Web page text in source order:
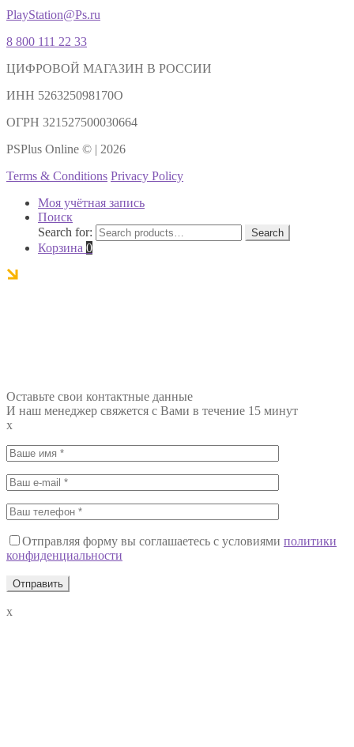
PlayStation@Ps.ru
8 800 111 22 33
ЦИФРОВОЙ МАГАЗИН В РОССИИ
ИНН 526325098170О
ОГРН 321527500030664
PSPlus Online © | 2026
Terms & Conditions Privacy Policy
Моя учётная запись
Поиск
Search for:
Search
Корзина 0
Оставьте свои контактные данные
И наш менеджер свяжется с Вами в течение 15 минут
x
Отправляя форму вы соглашаетесь с условиями политики
конфиденциальности
x